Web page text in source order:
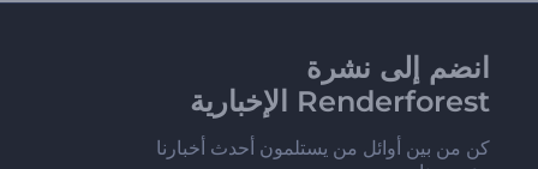
انضم إلى نشرة
Renderforest الإخبارية
كن من بين أوائل من يستلمون أحدث أخبارنا